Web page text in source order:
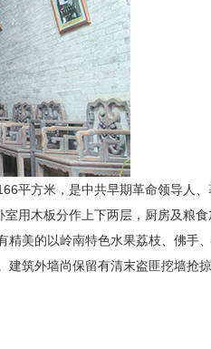
平方米，是中共早期革命领导人
用木板分作上下两层，厨房及粮
精美的以岭南特色水果荔枝、佛手
筑外墙尚保留有清末盗匪挖墙抢